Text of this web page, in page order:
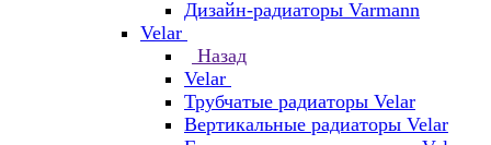
Дизайн-радиаторы Varmann
Velar
Назад
Velar
Трубчатые радиаторы Velar
Вертикальные радиаторы Velar